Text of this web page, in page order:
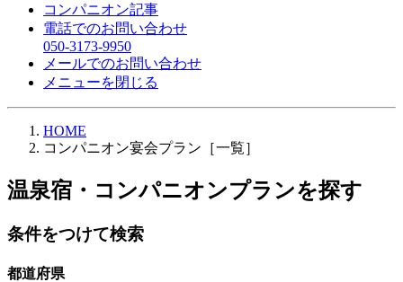
コンパニオン記事
電話でのお問い合わせ
050-3173-9950
メールでのお問い合わせ
メニューを閉じる
HOME
コンパニオン宴会プラン［一覧］
温泉宿・コンパニオンプランを探す
条件をつけて検索
都道府県